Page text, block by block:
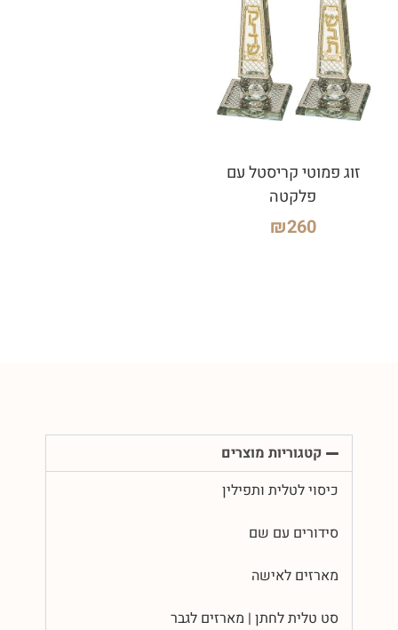
זוג פמוטי קריסטל עם
פלקטה
₪260
קטגוריות מוצרים
כיסוי לטלית ותפילין
סידורים עם שם
מארזים לאישה
סט טלית לחתן | מארזים לגבר